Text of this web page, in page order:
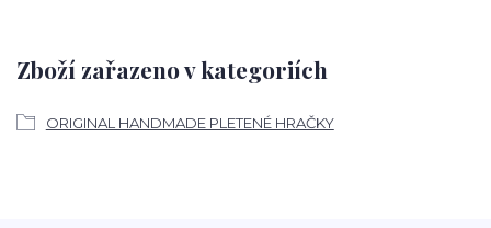
Zboží zařazeno v kategoriích
ORIGINAL HANDMADE PLETENÉ HRAČKY